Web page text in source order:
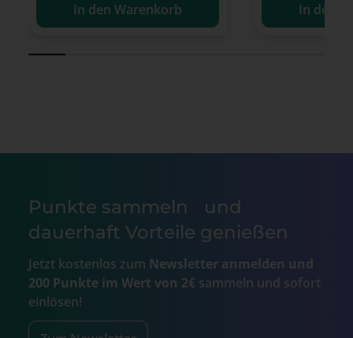
In den Warenkorb In den
Punkte sammeln und
dauerhaft Vorteile genießen
Jetzt kostenlos zum Newsletter anmelden und
200 Punkte im Wert von 2€ sammeln und sofort
einlösen!